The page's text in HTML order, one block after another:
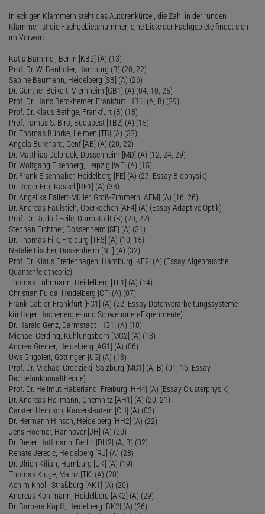
In eckigen Klammern steht das Autorenkürzel, die Zahl in der runden
Klammer ist die Fachgebietsnummer; eine Liste der Fachgebiete findet sich
im Vorwort.
Katja Bammel, Berlin [KB2] (A) (13)
Prof. Dr. W. Bauhofer, Hamburg (B) (20, 22)
Sabine Baumann, Heidelberg [SB] (A) (26)
Dr. Günther Beikert, Viernheim [GB1] (A) (04, 10, 25)
Prof. Dr. Hans Berckhemer, Frankfurt [HB1] (A, B) (29)
Prof. Dr. Klaus Bethge, Frankfurt (B) (18)
Prof. Tamás S. Biró, Budapest [TB2] (A) (15)
Dr. Thomas Bührke, Leimen [TB] (A) (32)
Angela Burchard, Genf [AB] (A) (20, 22)
Dr. Matthias Delbrück, Dossenheim [MD] (A) (12, 24, 29)
Dr. Wolfgang Eisenberg, Leipzig [WE] (A) (15)
Dr. Frank Eisenhaber, Heidelberg [FE] (A) (27; Essay Biophysik)
Dr. Roger Erb, Kassel [RE1] (A) (33)
Dr. Angelika Fallert-Müller, Groß-Zimmern [AFM] (A) (16, 26)
Dr. Andreas Faulstich, Oberkochen [AF4] (A) (Essay Adaptive Optik)
Prof. Dr. Rudolf Feile, Darmstadt (B) (20, 22)
Stephan Fichtner, Dossenheim [SF] (A) (31)
Dr. Thomas Filk, Freiburg [TF3] (A) (10, 15)
Natalie Fischer, Dossenheim [NF] (A) (32)
Prof. Dr. Klaus Fredenhagen, Hamburg [KF2] (A) (Essay Algebraische
Quantenfeldtheorie)
Thomas Fuhrmann, Heidelberg [TF1] (A) (14)
Christian Fulda, Heidelberg [CF] (A) (07)
Frank Gabler, Frankfurt [FG1] (A) (22; Essay Datenverarbeitungssysteme
künftiger Hochenergie- und Schwerionen-Experimente)
Dr. Harald Genz, Darmstadt [HG1] (A) (18)
Michael Gerding, Kühlungsborn [MG2] (A) (13)
Andrea Greiner, Heidelberg [AG1] (A) (06)
Uwe Grigoleit, Göttingen [UG] (A) (13)
Prof. Dr. Michael Grodzicki, Salzburg [MG1] (A, B) (01, 16; Essay
Dichtefunktionaltheorie)
Prof. Dr. Hellmut Haberland, Freiburg [HH4] (A) (Essay Clusterphysik)
Dr. Andreas Heilmann, Chemnitz [AH1] (A) (20, 21)
Carsten Heinisch, Kaiserslautern [CH] (A) (03)
Dr. Hermann Hinsch, Heidelberg [HH2] (A) (22)
Jens Hoerner, Hannover [JH] (A) (20)
Dr. Dieter Hoffmann, Berlin [DH2] (A, B) (02)
Renate Jerecic, Heidelberg [RJ] (A) (28)
Dr. Ulrich Kilian, Hamburg [UK] (A) (19)
Thomas Kluge, Mainz [TK] (A) (20)
Achim Knoll, Straßburg [AK1] (A) (20)
Andreas Kohlmann, Heidelberg [AK2] (A) (29)
Dr. Barbara Kopff, Heidelberg [BK2] (A) (26)